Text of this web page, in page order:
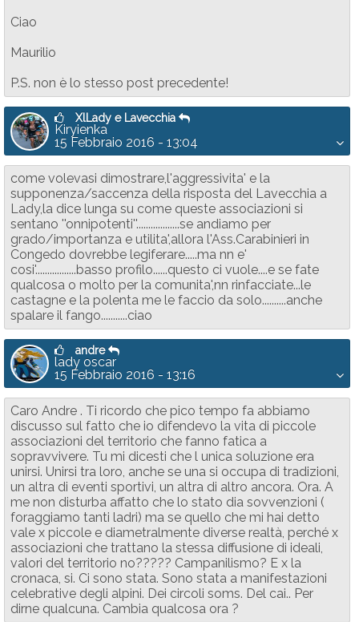
Ciao
Maurilio
P.S. non è lo stesso post precedente!
XlLady e Lavecchia
Kiryienka
15 Febbraio 2016 - 13:04
come volevasi dimostrare,l'aggressivita' e la
supponenza/saccenza della risposta del Lavecchia a
Lady,la dice lunga su come queste associazioni si
sentano ''onnipotenti''..................se andiamo per
grado/importanza e utilita',allora l'Ass.Carabinieri in
Congedo dovrebbe legiferare.....ma nn e'
cosi'.................basso profilo......questo ci vuole....e se fate
qualcosa o molto per la comunita',nn rinfacciate...le
castagne e la polenta me le faccio da solo..........anche
spalare il fango...........ciao
andre
lady oscar
15 Febbraio 2016 - 13:16
Caro Andre . Ti ricordo che pico tempo fa abbiamo
discusso sul fatto che io difendevo la vita di piccole
associazioni del territorio che fanno fatica a
sopravvivere. Tu mi dicesti che l unica soluzione era
unirsi. Unirsi tra loro, anche se una si occupa di tradizioni,
un altra di eventi sportivi, un altra di altro ancora. Ora. A
me non disturba affatto che lo stato dia sovvenzioni (
foraggiamo tanti ladri) ma se quello che mi hai detto
vale x piccole e diametralmente diverse realtà, perché x
associazioni che trattano la stessa diffusione di ideali,
valori del territorio no????? Campanilismo? E x la
cronaca, si. Ci sono stata. Sono stata a manifestazioni
celebrative degli alpini. Dei circoli soms. Del cai.. Per
dirne qualcuna. Cambia qualcosa ora ?